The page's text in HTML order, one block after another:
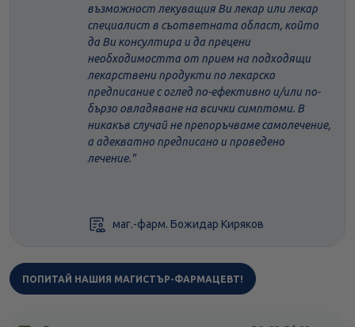
възможност лекуващия Ви лекар или лекар
специалист в съответната област, който
да Ви консултира и да прецени
необходимостта от прием на подходящи
лекарствени продукти по лекарско
предписание с оглед по-ефективно и/или по-
бързо овладяване на всички симптоми. В
никакъв случай не препоръчваме самолечение,
а адекватно предписано и проведено
лечение."
маг.-фарм. Божидар Киряков
ПОПИТАЙ НАШИЯ МАГИСТЪР-ФАРМАЦЕВТ!